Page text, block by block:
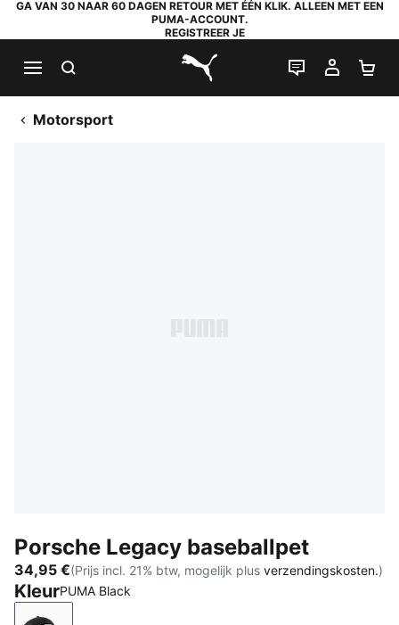
GA VAN 30 NAAR 60 DAGEN RETOUR MET ÉÉN KLIK. ALLEEN MET EEN
PUMA-ACCOUNT.
REGISTREER JE
PUMA.com
LIVE CHAT
MIJN
Motorsport
Porsche Legacy baseballpet
34,95 €(Prijs incl. 21% btw, mogelijk plus verzendingskosten.)
KleurPUMA Black